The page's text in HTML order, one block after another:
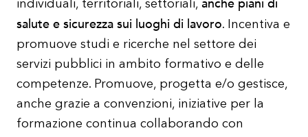
individuali, territoriali, settoriali, anche piani di
salute e sicurezza sui luoghi di lavoro. Incentiva e
promuove studi e ricerche nel settore dei
servizi pubblici in ambito formativo e delle
competenze. Promuove, progetta e/o gestisce,
anche grazie a convenzioni, iniziative per la
formazione continua collaborando con